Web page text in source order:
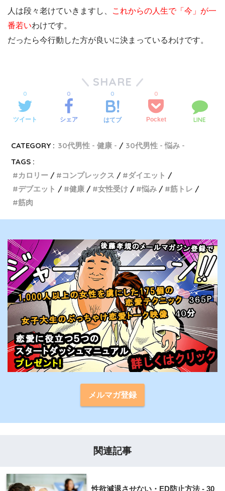
人は段々老けていきますし、
これからの人生で「今」が一
番若いわけです。
だったら今行動した方が良いに決まっているわけです。
SHARE
ツイート
0
シェア
0
はてブ
0
Pocket
0
LINE
CATEGORY : 30代男性 - 健康 -
30代男性 - 悩み -
TAGS :
カロリー
コンプレックス
ダイエット
デブエット
健康 女性受け 悩み
筋トレ
筋肉
メルマガ登録
関連記事
性欲減退させない・ED防止方法 - 30